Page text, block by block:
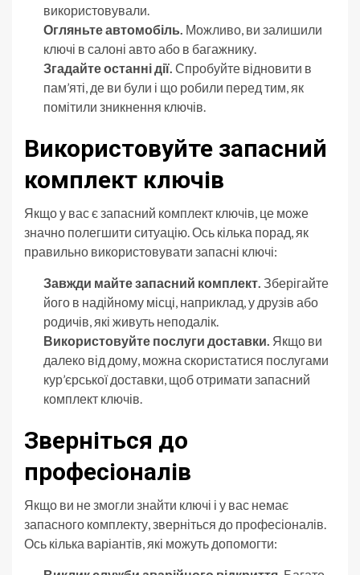
використовували.
Огляньте автомобіль. Можливо, ви залишили
ключі в салоні авто або в багажнику.
Згадайте останні дії. Спробуйте відновити в
пам’яті, де ви були і що робили перед тим, як
помітили зникнення ключів.
Використовуйте запасний
комплект ключів
Якщо у вас є запасний комплект ключів, це може
значно полегшити ситуацію. Ось кілька порад, як
правильно використовувати запасні ключі:
Завжди майте запасний комплект. Зберігайте
його в надійному місці, наприклад, у друзів або
родичів, які живуть неподалік.
Використовуйте послуги доставки. Якщо ви
далеко від дому, можна скористатися послугами
кур’єрської доставки, щоб отримати запасний
комплект ключів.
Зверніться до
професіоналів
Якщо ви не змогли знайти ключі і у вас немає
запасного комплекту, зверніться до професіоналів.
Ось кілька варіантів, які можуть допомогти: